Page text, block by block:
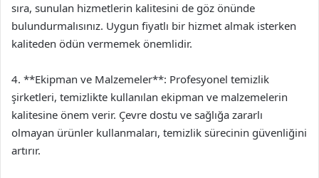
sıra, sunulan hizmetlerin kalitesini de göz önünde
bulundurmalısınız. Uygun fiyatlı bir hizmet almak isterken
kaliteden ödün vermemek önemlidir.
4. **Ekipman ve Malzemeler**: Profesyonel temizlik
şirketleri, temizlikte kullanılan ekipman ve malzemelerin
kalitesine önem verir. Çevre dostu ve sağlığa zararlı
olmayan ürünler kullanmaları, temizlik sürecinin güvenliğini
artırır.